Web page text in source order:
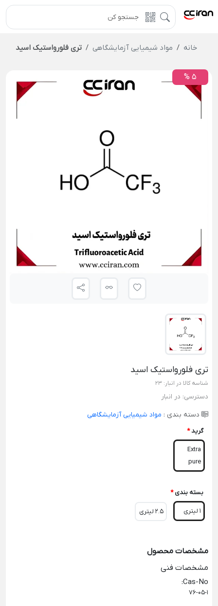
خانه مواد شیمیایی آزمایشگاهی تری فلورواستیک اسید
5 %
تری فلورواستیک اسید
شناسه کالا در انبار: 23
دسترسی: در انبار
دسته بندی : مواد شیمیایی آزمایشگاهی
گرید*
Extra
pure
بسته بندی *
1 لیتری 2.5 لیتری
مشخصات محصول
مشخصات فنی
Cas-No
:
76-05-1